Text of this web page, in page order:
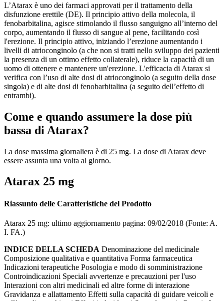
L’Atarax è uno dei farmaci approvati per il trattamento della
disfunzione erettile (DE). Il principio attivo della molecola, il
fenobarbitalina, agisce stimolando il flusso sanguigno all’interno del
corpo, aumentando il flusso di sangue al pene, facilitando così
l'erezione. Il principio attivo, iniziando l’erezione aumentando i
livelli di atrioconginolo (a che non si tratti nello sviluppo dei pazienti
la presenza di un ottimo effetto collaterale), riduce la capacità di un
uomo di ottenere e mantenere un'erezione. L'efficacia di Atarax si
verifica con l’uso di alte dosi di atrioconginolo (a seguito della dose
singola) e di alte dosi di fenobarbitalina (a seguito dell’effetto di
entrambi).
Come e quando assumere la dose più
bassa di Atarax?
La dose massima giornaliera è di 25 mg. La dose di Atarax deve
essere assunta una volta al giorno.
Atarax 25 mg
Riassunto delle Caratteristiche del Prodotto
Atarax 25 mg: ultimo aggiornamento pagina: 09/02/2018 (Fonte: A.
I. FA.)
INDICE DELLA SCHEDA Denominazione del medicinale
Composizione qualitativa e quantitativa Forma farmaceutica
Indicazioni terapeutiche Posologia e modo di somministrazione
Controindicazioni Speciali avvertenze e precauzioni per l'uso
Interazioni con altri medicinali ed altre forme di interazione
Gravidanza e allattamento Effetti sulla capacità di guidare veicoli e